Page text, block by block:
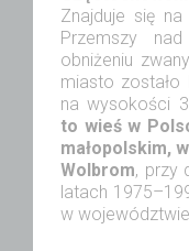
Znajduje się
Przemszy
obniżeniu
miasto zostało
na wysokości
to wieś w
małopolskim,
Wolbrom, przy
latach
w